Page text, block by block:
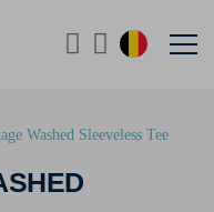
Washed Sleeveless Tee